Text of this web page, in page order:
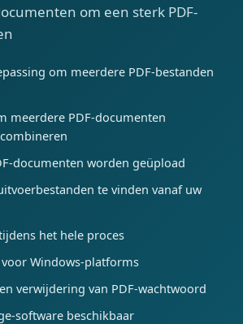
om een ​​sterk PDF-
om meerdere PDF-bestanden
meerdere PDF-documenten
documenten worden geüpload
te vinden vanaf uw
het hele proces
Windows-platforms
verwijdering van PDF-wachtwoord
software beschikbaar